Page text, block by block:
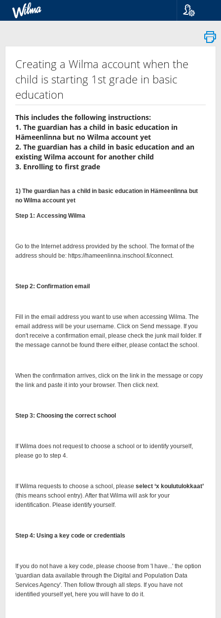
Suomi
Svenska
Creating a Wilma account when the
child is starting 1st grade in basic
education
This includes the following instructions:
1. The guardian has a child in basic education in
Hämeenlinna but no Wilma account yet
2. The guardian has a child in basic education and an
existing Wilma account for another child
3. Enrolling to first grade